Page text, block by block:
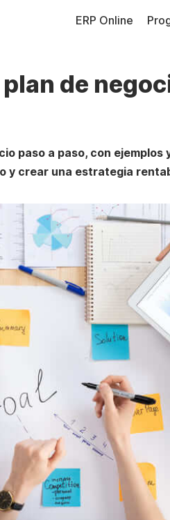
ERP Online
de
paso a paso, con ejemplos
y crear una estrategia